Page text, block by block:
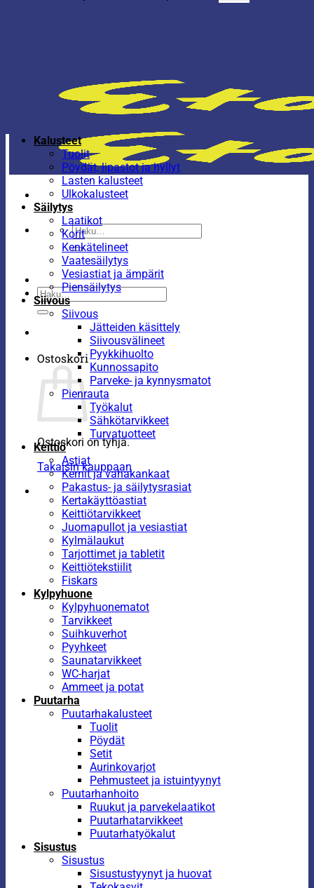
Etsi:
Etsi:
Ostoskori
Ostoskori on tyhjä.
Takaisin kauppaan
Kalusteet
Tuolit
Pöydät, lipastot ja hyllyt
Lasten kalusteet
Ulkokalusteet
Säilytys
Laatikot
Korit
Kenkätelineet
Vaatesäilytys
Vesiastiat ja ämpärit
Piensäilytys
Siivous
Siivous
Jätteiden käsittely
Siivousvälineet
Pyykkihuolto
Kunnossapito
Parveke- ja kynnysmatot
Pienrauta
Työkalut
Sähkötarvikkeet
Turvatuotteet
Keittiö
Astiat
Kernit ja vahakankaat
Pakastus- ja säilytysrasiat
Kertakäyttöastiat
Keittiötarvikkeet
Juomapullot ja vesiastiat
Kylmälaukut
Tarjottimet ja tabletit
Keittiötekstiilit
Fiskars
Kylpyhuone
Kylpyhuonematot
Tarvikkeet
Suihkuverhot
Pyyhkeet
Saunatarvikkeet
WC-harjat
Ammeet ja potat
Puutarha
Puutarhakalusteet
Tuolit
Pöydät
Setit
Aurinkovarjot
Pehmusteet ja istuintyynyt
Puutarhanhoito
Ruukut ja parvekelaatikot
Puutarhatarvikkeet
Puutarhatyökalut
Sisustus
Sisustus
Sisustustyynyt ja huovat